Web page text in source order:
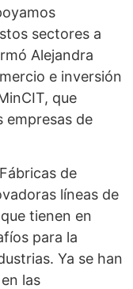
sectores a
Alejandra
e inversión
que
empresas de
de
líneas de
tienen en
para la
Ya se han
las